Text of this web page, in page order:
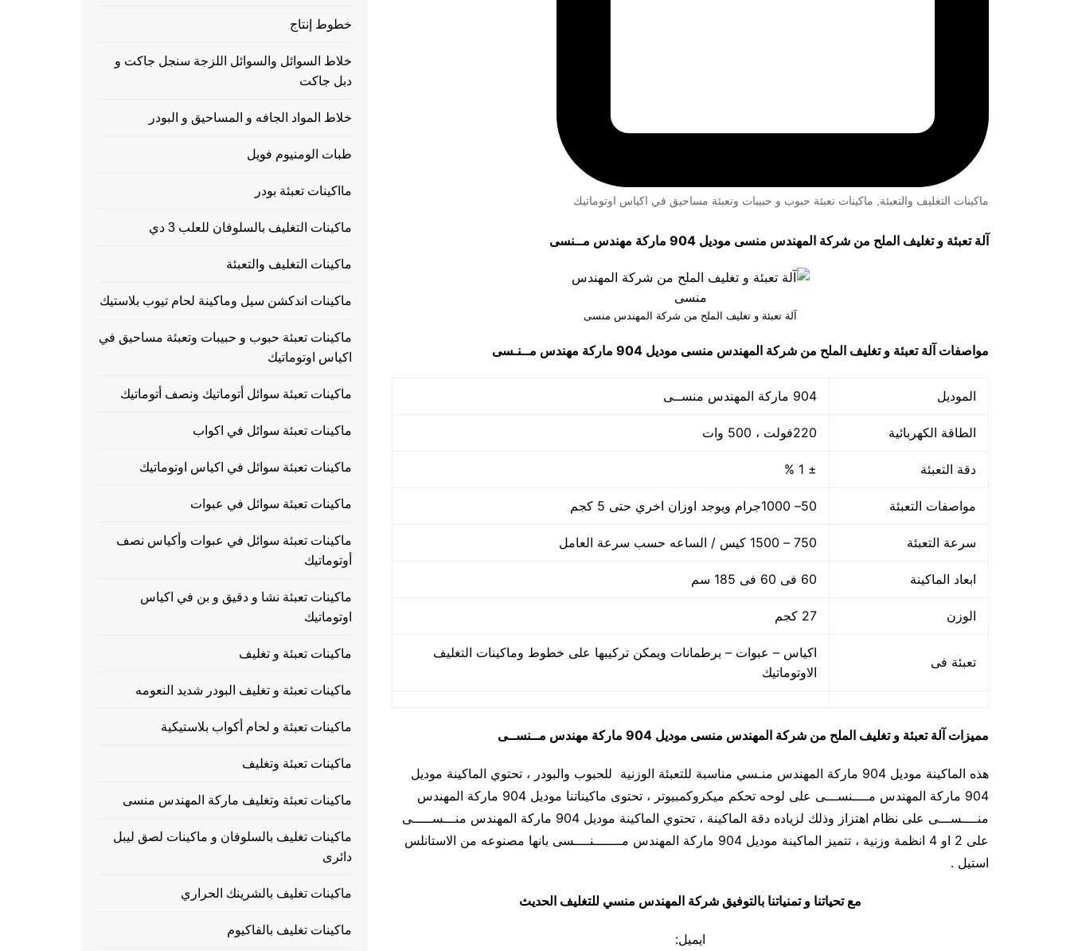
ماكينات التغليف والتعبئة ماكينات تعبئة حبوب و حبيبات وتعبئة مساحيق في اكياس اوتوماتيك
آلة تعبئة و تغليف الملح من شركة المهندس منسى موديل 904 ماركة مهندس مــنسى
آلة تعبئة و تغليف الملح من شركة المهندس منسى
مواصفات آلة تعبئة و تغليف الملح من شركة المهندس منسى موديل 904 ماركة مهندس مــنـسى
الموديل 904 ماركة المهندس منســى
الطاقة الكهربائية 220فولت ، 500 وات
دقة التعبئة ± 1 %
مواصفات التعبئة 50– 1000جرام ويوجد اوزان اخري حتى 5 كجم
سرعة التعبئة 750 – 1500 كيس / الساعه حسب سرعة العامل
ابعاد الماكينة 60 فى 60 فى 185 سم
الوزن 27 كجم
تعبئة فى
اكياس – عبوات – برطمانات ويمكن تركيبها على خطوط وماكينات التغليف
الاوتوماتيك
مميزات آلة تعبئة و تغليف الملح من شركة المهندس منسى موديل 904 ماركة مهندس مــنســى
هذه الماكينة موديل 904 ماركة المهندس منـسي مناسبة للتعبئة الوزنية للحبوب والبودر ، تحتوي الماكينة موديل
904 ماركة المهندس مــــنســـى على لوحه تحكم ميكروكمبيوتر ، تحتوى ماكيناتنا موديل 904 ماركة المهندس
منــــســـى على نظام اهتزاز وذلك لزياده دقة الماكينة ، تحتوي الماكينة موديل 904 ماركة المهندس منـــســـــى
على 2 او 4 انظمة وزنية ، تتميز الماكينة موديل 904 ماركة المهندس مـــــــنــــسى بانها مصنوعه من الاستانلس
استيل .
مع تحياتنا و تمنياتنا بالتوفيق شركة المهندس منسي للتغليف الحديث
ايميل:
خطوط إنتاج
خلاط السوائل والسوائل اللزجة سنجل جاكت و
دبل جاكت
خلاط المواد الجافه و المساحيق و البودر
طبات الومنيوم فويل
مااكينات تعبئة بودر
ماكينات التغليف بالسلوفان للعلب 3 دي
ماكينات التغليف والتعبئة
ماكينات اندكشن سيل وماكينة لحام تيوب بلاستيك
ماكينات تعبئة حبوب و حبيبات وتعبئة مساحيق في
اكياس اوتوماتيك
ماكينات تعبئة سوائل أتوماتيك ونصف أتوماتيك
ماكينات تعبئة سوائل في اكواب
ماكينات تعبئة سوائل في اكياس اوتوماتيك
ماكينات تعبئة سوائل في عبوات
ماكينات تعبئة سوائل في عبوات وأكياس نصف
أوتوماتيك
ماكينات تعبئة نشا و دقيق و بن في اكياس
اوتوماتيك
ماكينات تعبئة و تغليف
ماكينات تعبئة و تغليف البودر شديد النعومه
ماكينات تعبئة و لحام أكواب بلاستيكية
ماكينات تعبئة وتغليف
ماكينات تعبئة وتغليف ماركة المهندس منسى
ماكينات تغليف بالسلوفان و ماكينات لصق ليبل
دائرى
ماكينات تغليف بالشرينك الحراري
ماكينات تغليف بالفاكيوم